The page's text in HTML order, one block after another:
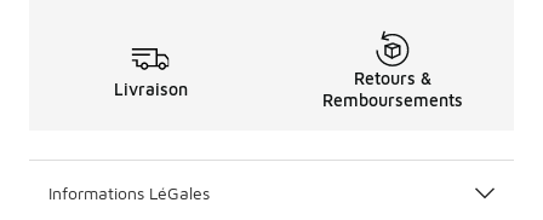
Livraison
Retours &
Remboursements
Informations LéGales